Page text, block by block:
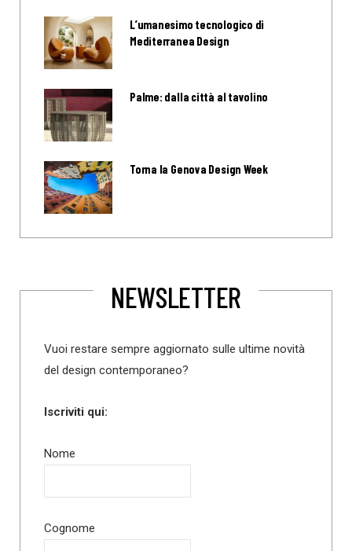
L’umanesimo tecnologico di
Mediterranea Design
Palme: dalla città al tavolino
Torna la Genova Design Week
NEWSLETTER
Vuoi restare sempre aggiornato sulle ultime novità
del design contemporaneo?
Iscriviti qui:
Nome
Cognome